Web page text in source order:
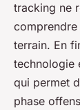
tracking ne
terrain. En
technologie
qui permet
phase